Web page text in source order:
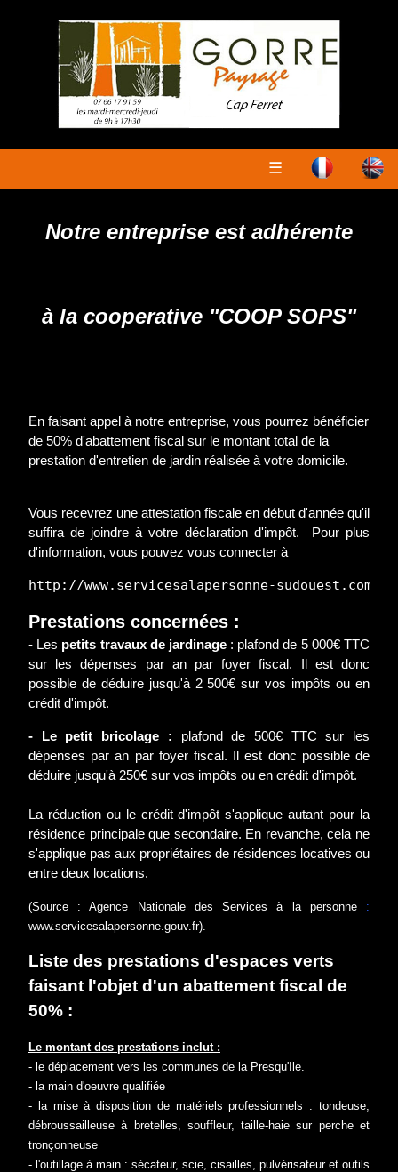
☰
Notre entreprise est adhérente
à la cooperative "COOP SOPS"
En faisant appel à notre entreprise, vous pourrez bénéficier
de 50% d'abattement fiscal sur le montant total de la
prestation d'entretien de jardin réalisée à votre domicile.
Vous recevrez une attestation fiscale en début d'année qu'il
suffira de joindre à votre déclaration d'impôt. Pour plus
d'information, vous pouvez vous connecter à
http://www.servicesalapersonne-sudouest.com/
Prestations concernées :
- Les petits travaux de jardinage: plafond de 5 000€ TTC
sur les dépenses par an par foyer fiscal. Il est donc
possible de déduire jusqu'à 2 500€ sur vos impôts ou en
crédit d'impôt.
- Le petit bricolage : plafond de 500€ TTC sur les
dépenses par an par foyer fiscal. Il est donc possible de
déduire jusqu'à 250€ sur vos impôts ou en crédit d'impôt.
La réduction ou le crédit d'impôt s'applique autant pour la
résidence principale que secondaire. En revanche, cela ne
s'applique pas aux propriétaires de résidences locatives ou
entre deux locations.
(Source : Agence Nationale des Services à la personne :
www.servicesalapersonne.gouv.fr).
Liste des prestations d'espaces verts
faisant l'objet d'un abattement fiscal de
50% :
Le montant des prestations inclut :
- le déplacement vers les communes de la Presqu'Ile.
- la main d'oeuvre qualifiée
- la mise à disposition de matériels professionnels : tondeuse,
débroussailleuse à bretelles, souffleur, taille-haie sur perche et
tronçonneuse
- l'outillage à main : sécateur, scie, cisailles, pulvérisateur et outils